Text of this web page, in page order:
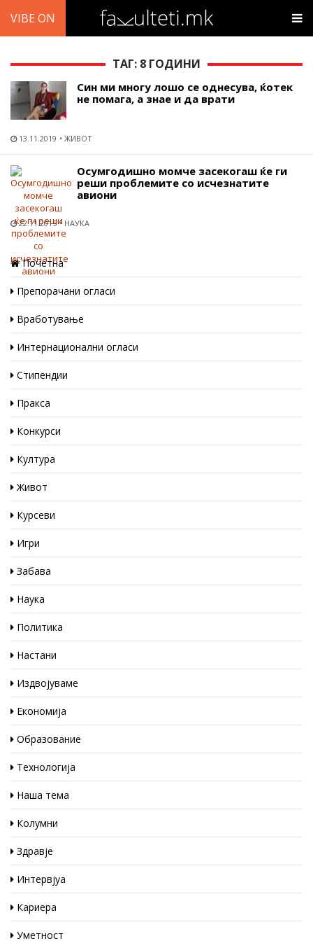
VIBE ON
ТАГ: 8 ГОДИНИ
Син ми многу лошо се однесува, ќотек
не помага, а знае и да врати
13.11.2019 ЖИВОТ
Осумгодишно момче засекогаш ќе ги
реши проблемите со исчезнатите
авиони
22.11.2015 НАУКА
Почетна
Препорачани огласи
Вработување
Интернационални огласи
Стипендии
Пракса
Конкурси
Култура
Живот
Курсеви
Игри
Забава
Наука
Политика
Настани
Издвојуваме
Економија
Образование
Технологија
Наша тема
Колумни
Здравје
Интервјуа
Кариера
Уметност